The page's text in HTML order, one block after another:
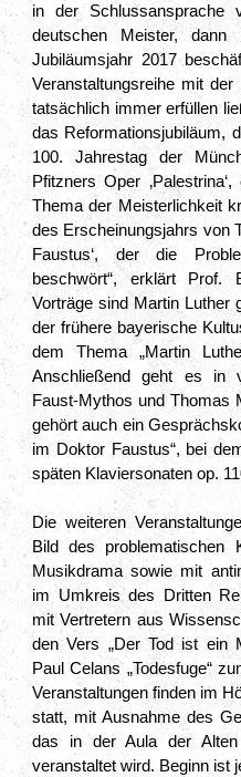
in der Schlussansprache
deutschen Meister,
Jubiläumsjahr 2017
Veranstaltungsreihe mit
tatsächlich immer erfüllen
das Reformationsjubiläum,
100. Jahrestag der
Pfitzners Oper
Thema der Meisterlichkeit
des Erscheinungsjahrs von
Faustus‘, der die
beschwört“, erklärt Prof.
Vorträge sind Martin Luther
der frühere bayerische
dem Thema „Martin
Anschließend geht es in
Faust-Mythos und Thomas
gehört auch ein
im Doktor Faustus“, bei
späten Klaviersonaten op.
Die weiteren
Bild des problematischen
Musikdrama sowie mit
im Umkreis des Dritten
mit Vertretern aus
den Vers „Der Tod ist ein
Paul Celans „Todesfuge“
Veranstaltungen finden im
statt, mit Ausnahme des
das in der Aula der Alten
veranstaltet wird. Beginn ist